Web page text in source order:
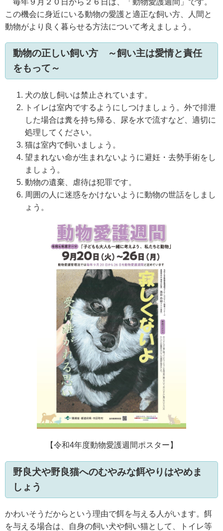
この機会に身近にいる動物の愛護と適正な飼い方、人間と
動物がより良く暮らせる方法について考えましょう。
動物の正しい飼い方 ～飼い主は愛情と責任
をもって～
犬の放し飼いは禁止されています。
トイレは室内でするようにしつけましょう。外で排泄
した場合は糞を持ち帰る、尿を水で流すなど、適切に
処理してください。
猫は室内で飼いましょう。
望まれない命が生まれないように避妊・去勢手術をし
ましょう。
動物の遺棄、虐待は犯罪です。
周囲の人に迷惑をかけないように動物の世話をしまし
ょう。
【令和4年度動物愛護週間ポスター】
野良犬や野良猫へのむやみな餌やりはやめま
しょう
かわいそうだからという理由で餌を与える人がいます。餌
を与える場合は、自身の飼い犬や飼い猫として、トイレ等